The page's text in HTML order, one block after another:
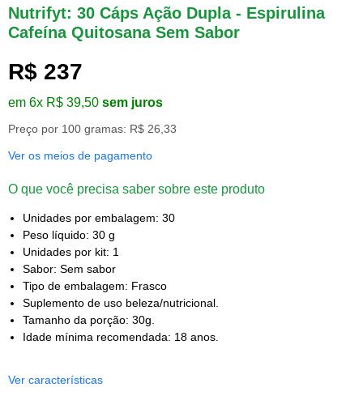
Nutrifyt: 30 Cáps Ação Dupla - Espirulina
Cafeína Quitosana Sem Sabor
R$ 237
em 6x R$ 39,50 sem juros
Preço por 100 gramas: R$ 26,33
Ver os meios de pagamento
O que você precisa saber sobre este produto
Unidades por embalagem: 30
Peso líquido: 30 g
Unidades por kit: 1
Sabor: Sem sabor
Tipo de embalagem: Frasco
Suplemento de uso beleza/nutricional.
Tamanho da porção: 30g.
Idade mínima recomendada: 18 anos.
Ver características